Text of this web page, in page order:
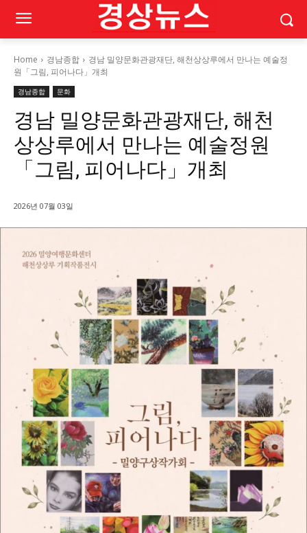
Home 경남종합
경남 밀양문화관광재단, 해천상상루에서 만나는 예술정
원「그림, 피어나다」개최
경남종합 문화
경남 밀양문화관광재단, 해천
상상루에서 만나는 예술정원
「그림, 피어나다」개최
2026년 07월 03일